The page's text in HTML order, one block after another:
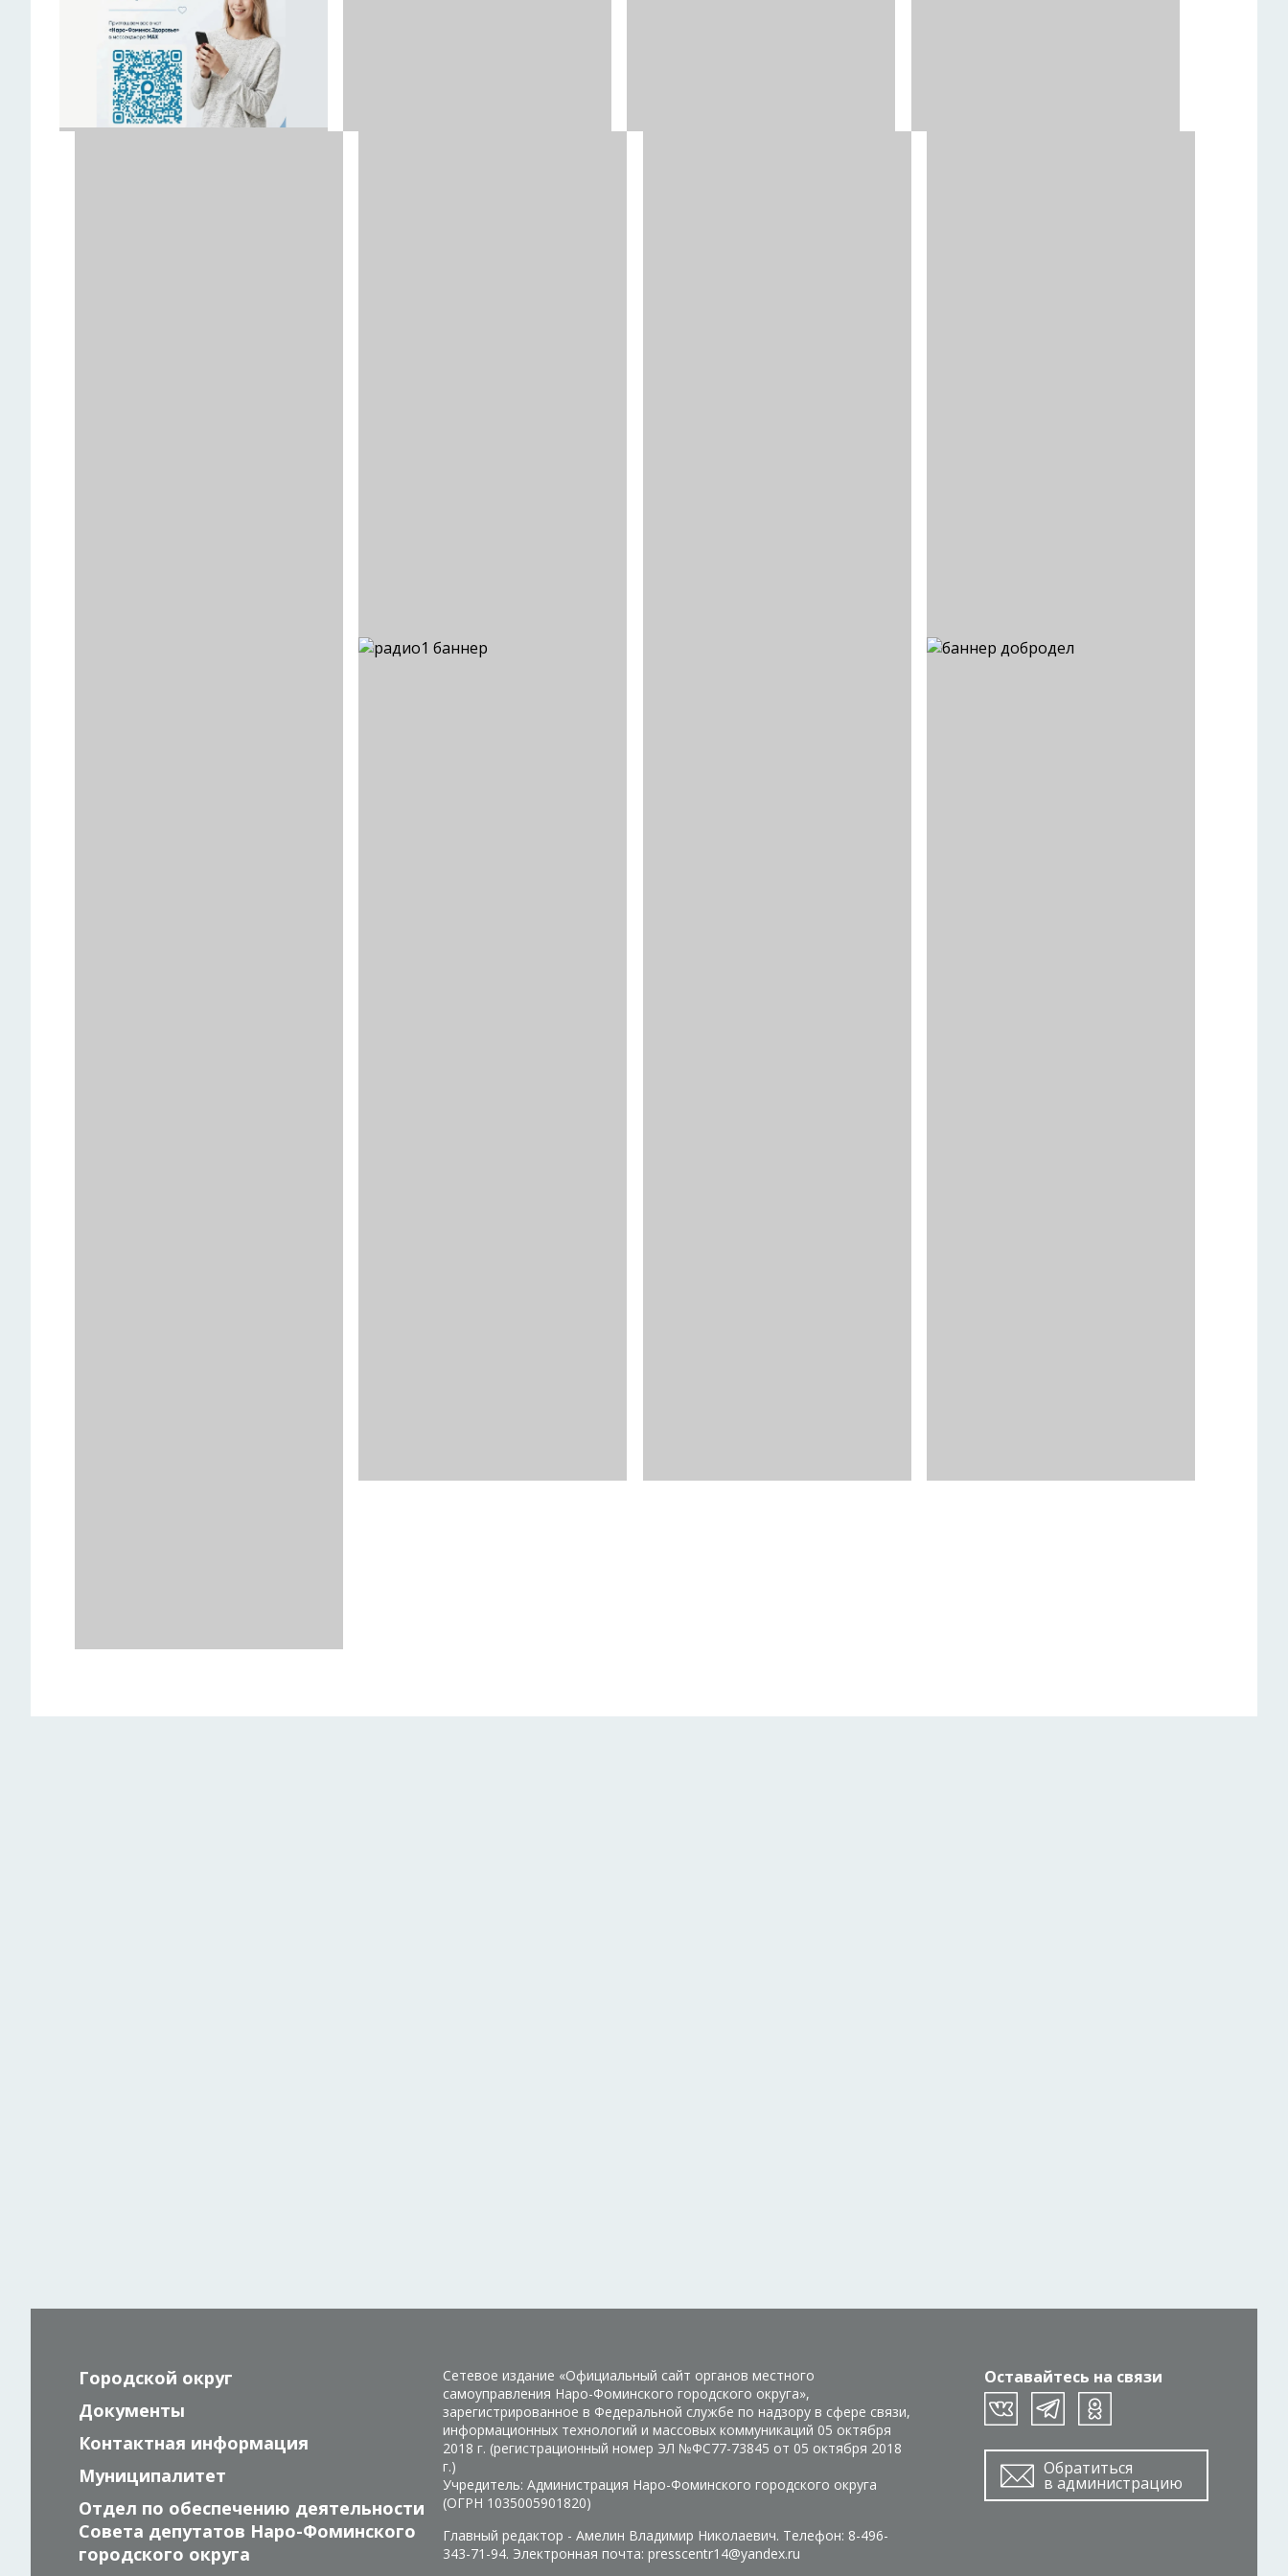
Оставайтесь на связи
Обратиться
в администрацию
Городской округ
Документы
Контактная информация
Муниципалитет
Отдел по обеспечению деятельности
Совета депутатов Наро-Фоминского
городского округа
Сетевое издание «Официальный сайт органов местного
самоуправления Наро-Фоминского городского округа»,
зарегистрированное в Федеральной службе по надзору в сфере связи,
информационных технологий и массовых коммуникаций 05 октября
2018 г. (регистрационный номер ЭЛ №ФС77-73845 от 05 октября 2018
г.)
Учредитель: Администрация Наро-Фоминского городского округа
(ОГРН 1035005901820)
Главный редактор - Амелин Владимир Николаевич. Телефон: 8-496-
343-71-94. Электронная почта: presscentr14@yandex.ru